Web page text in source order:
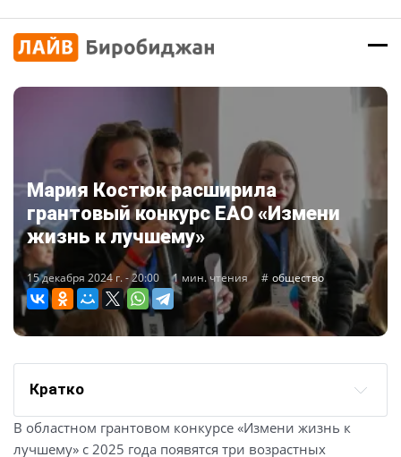
Мария Костюк расширила
грантовый конкурс ЕАО «Измени
жизнь к лучшему»
15 декабря 2024 г. - 20:00 1 мин. чтения общество
Кратко
В областном грантовом конкурсе «Измени жизнь к
лучшему» с 2025 года появятся три возрастных